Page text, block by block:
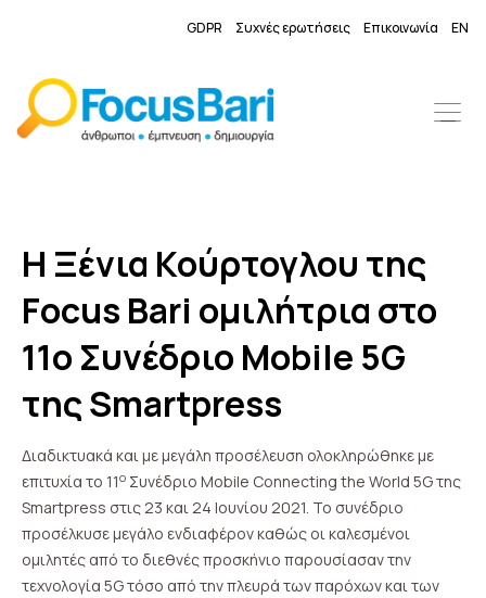
GDPR Συχνές ερωτήσεις Επικοινωνία EN
Η Ξένια Κούρτογλου της
Focus Bari ομιλήτρια στο
11ο Συνέδριο Mobile 5G
της Smartpress
Διαδικτυακά και με μεγάλη προσέλευση ολοκληρώθηκε με
επιτυχία το 11ο Συνέδριο Mobile Connecting the World 5G της
Smartpress στις 23 και 24 Ιουνίου 2021. Το συνέδριο
προσέλκυσε μεγάλο ενδιαφέρον καθώς οι καλεσμένοι
ομιλητές από το διεθνές προσκήνιο παρουσίασαν την
τεχνολογία 5G τόσο από την πλευρά των παρόχων και των